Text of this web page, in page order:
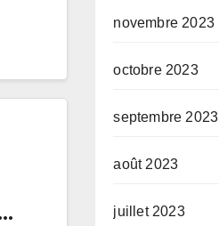
novembre 2023
octobre 2023
septembre 2023
août 2023
juillet 2023